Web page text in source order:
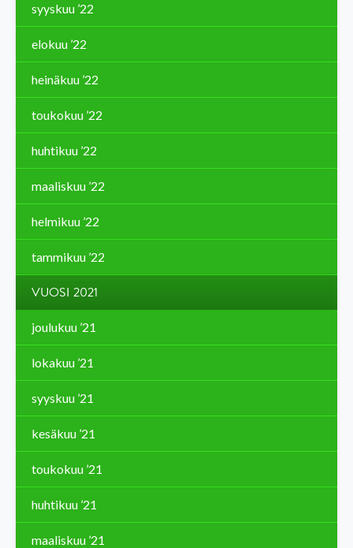
syyskuu ’22
elokuu ’22
heinäkuu ’22
toukokuu ’22
huhtikuu ’22
maaliskuu ’22
helmikuu ’22
tammikuu ’22
VUOSI 2021
joulukuu ’21
lokakuu ’21
syyskuu ’21
kesäkuu ’21
toukokuu ’21
huhtikuu ’21
maaliskuu ’21